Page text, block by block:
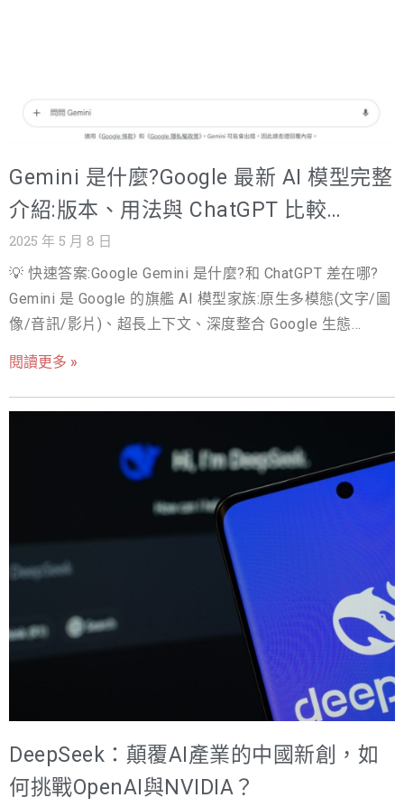
再點連結，而是直接問 AI。 與此同時，Google 搜尋結果
中也開始大規模出現「AI 資訊摘要」（AI Overview）。當
AI 摘出「整合式的答案」，內容甚至含品牌推薦。 這不再
是未來趨勢，而是已經進行中的現實。 你遇到這些狀況了
名，卻沒有點擊 明明內容專業、有深度，但 AI 完全不提到
你 一打開 Google，發現回答區根本不是你努力的文章，而
是別人家的名字 別懷疑，不是你內容不好，是你還沒寫給
AI 看懂。 SEO 不再只是拼排名，而是讓 AI 把你放進它的
記憶體 這場搜尋革命裡，「首頁第一名」不再是唯一解
消化 不只是等待點擊，而是爭取 AI 主動推薦 不只是衝流
量，而是佔據 AI 回答欄位的黃金位置 這不只是 SEO 的進
化，是另一場內容戰爭的開始。你要不是
Gemini 是什麼?Google 最新 AI 模型完整
介紹:版本、用法與 ChatGPT 比較
【2026】
2025 年 5 月 8 日
💡 快速答案:Google Gemini 是什麼?和 ChatGPT 差在哪?
Gemini 是 Google 的旗艦 AI 模型家族:原生多模態(文字/圖
像/音訊/影片)、超長上下文、深度整合 Google 生態
資源選 ChatGPT;重長文寫作與程式品質many選 Claude。
Gemini的時候，引發許多話題嗎？那時候它展現的一心多
用能力，讓人驚呼連連。今年Google又再推出了Gemini
2.0！大家一定很好奇，這次它又進化到什麼程度了呢？ 本
篇文章將帶你了解Gemini 2.0的核心技術與創新、有哪些應
用，教你如何使用的Gemini教學，整理不同方案的Gemini
費用，並回答Gemini的常見問題，讓你讀完就能完整了解
Gemini 2.0。 👉推薦閱讀：生成式AI是什麼？帶你了解生
成式AI應用，用AI生成各種內容 Gemini是什麼？ Gemini是
Google在2023年底推出的人工智慧模型，簡單來說，它就
是Google版的ChatGPT 。跟之前的AI比起來，Gemini主要
的特點是具備多模態能力，讓它很會看、很會聽、也很會
片、聲音、影片等不同的資訊，然後整合起來回答你的問
題，或是幫你完成一些很難的任務。 相較於1.0，Gemini
閱讀更多 »
DeepSeek：顛覆AI產業的中國新創，如
何挑戰OpenAI與NVIDIA？